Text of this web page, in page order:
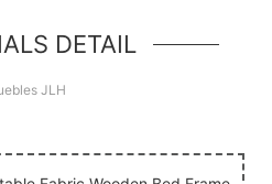
DETAIL
JLH